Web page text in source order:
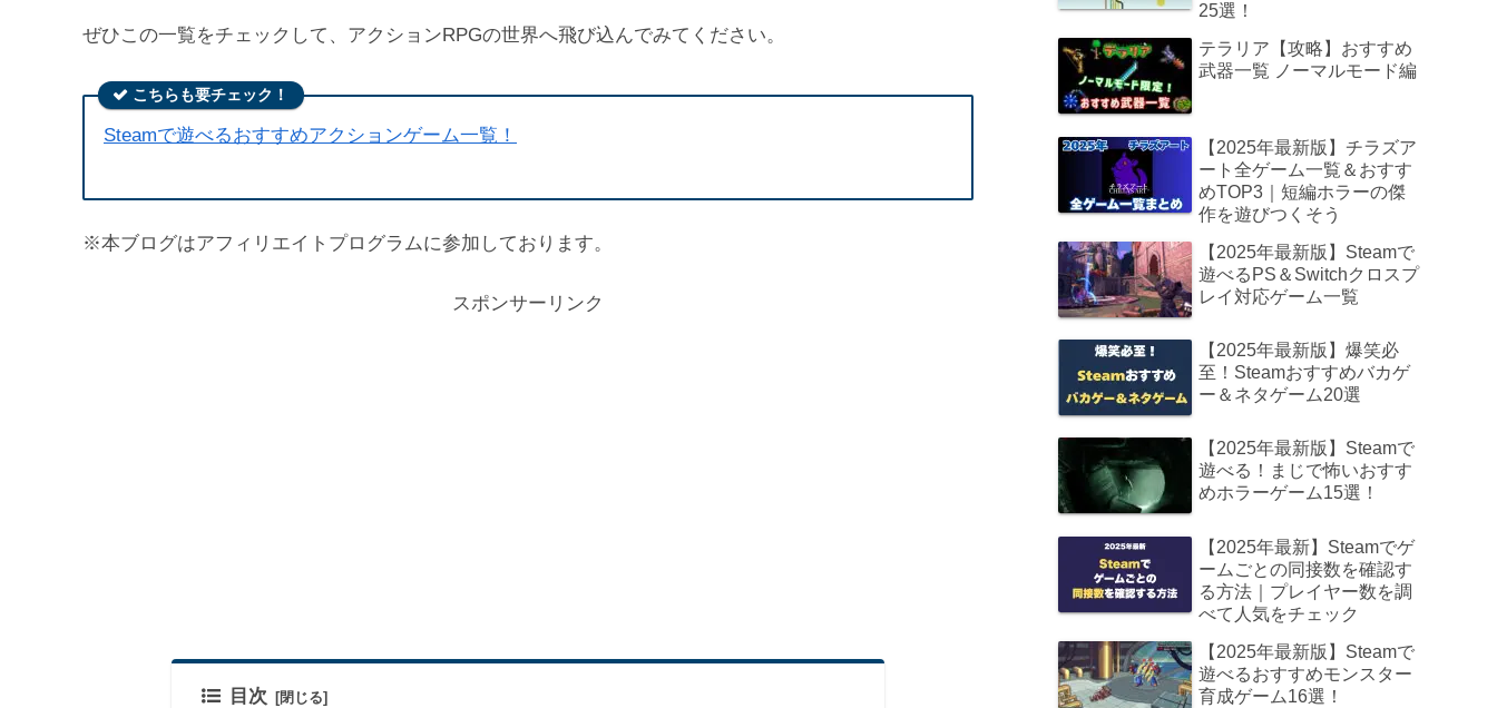
ぜひこの一覧をチェックして、アクションRPGの世界へ飛び込んでみてください。
こちらも要チェック！
Steamで遊べるおすすめアクションゲーム一覧！
※本ブログはアフィリエイトプログラムに参加しております。
スポンサーリンク
目次
25選！
テラリア【攻略】おすすめ
武器一覧 ノーマルモード編
【2025年最新版】チラズア
ート全ゲーム一覧＆おすす
めTOP3｜短編ホラーの傑
作を遊びつくそう
【2025年最新版】Steamで
遊べるPS＆Switchクロスプ
レイ対応ゲーム一覧
【2025年最新版】爆笑必
至！Steamおすすめバカゲ
ー＆ネタゲーム20選
【2025年最新版】Steamで
遊べる！まじで怖いおすす
めホラーゲーム15選！
【2025年最新】Steamでゲ
ームごとの同接数を確認す
る方法｜プレイヤー数を調
べて人気をチェック
【2025年最新版】Steamで
遊べるおすすめモンスター
育成ゲーム16選！